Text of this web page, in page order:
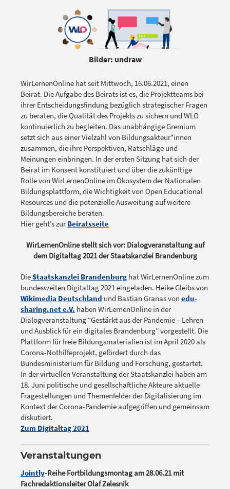
Bilder: undraw
WirLernenOnline hat seit Mittwoch, 16.06.2021, einen
Beirat. Die Aufgabe des Beirats ist es, die Projektteams bei
ihrer Entscheidungsfindung bezüglich strategischer Fragen
zu beraten, die Qualität des Projekts zu sichern und WLO
kontinuierlich zu begleiten. Das unabhängige Gremium
setzt sich aus einer Vielzahl von Bildungsakteur*innen
zusammen, die ihre Perspektiven, Ratschläge und
Meinungen einbringen. In der ersten Sitzung hat sich der
Beirat im Konsent konstituiert und über die zukünftige
Rolle von WirLernenOnline im Ökosystem der Nationalen
Bildungsplattform, die Wichtigkeit von Open Educational
Resources und die potenzielle Ausweitung auf weitere
Bildungsbereiche beraten.
Hier geht’s zurBeiratsseite
WirLernenOnline stellt sich vor: Dialogveranstaltung auf
dem Digitaltag 2021 der Staatskanzlei Brandenburg
DieStaatskanzlei Brandenburg hat WirLernenOnline zum
bundesweiten Digitaltag 2021 eingeladen. Heike Gleibs von
Wikimedia Deutschland und Bastian Granas von edu-
sharing.net e.V. haben WirLernenOnline in der
Dialogveranstaltung “Gestärkt aus der Pandemie – Lehren
und Ausblick für ein digitales Brandenburg” vorgestellt. Die
Plattform für freie Bildungsmaterialien ist im April 2020 als
Corona-Nothilfeprojekt, gefördert durch das
Bundesministerium für Bildung und Forschung, gestartet.
In der virtuellen Veranstaltung der Staatskanzlei haben am
18. Juni politische und gesellschaftliche Akteure aktuelle
Fragestellungen und Themenfelder der Digitalisierung im
Kontext der Corona-Pandemie aufgegriffen und gemeinsam
diskutiert.
Zum Digitaltag 2021
Veranstaltungen
Jointly-Reihe Fortbildungsmontag am 28.06.21 mit
Fachredaktionsleiter Olaf Zelesnik